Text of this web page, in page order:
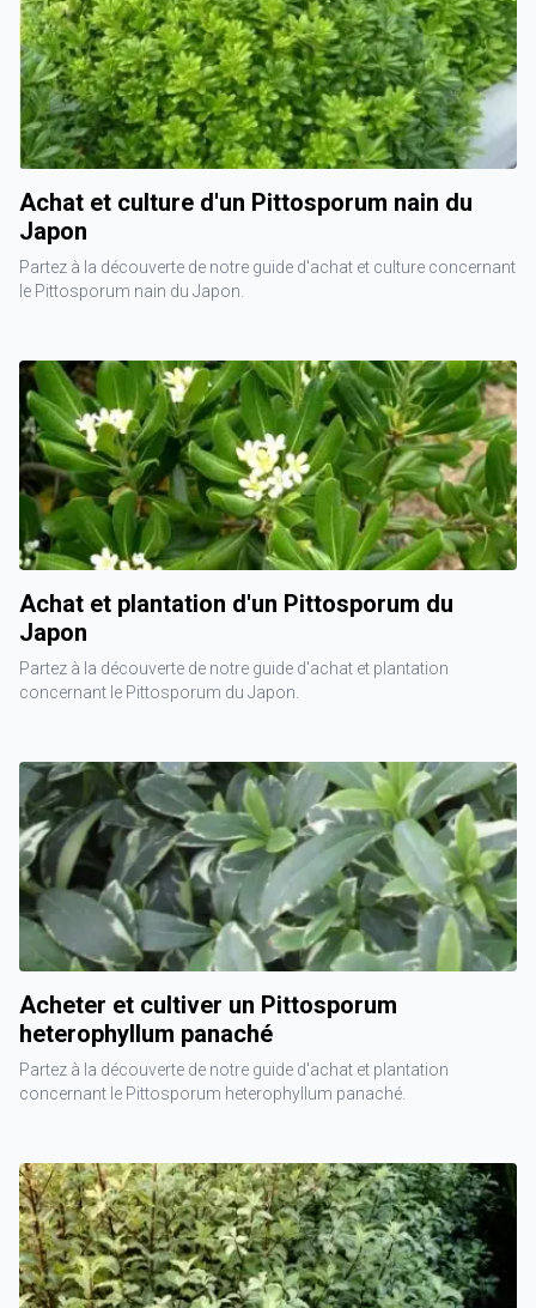
Achat et culture d'un Pittosporum nain du
Japon
Partez à la découverte de notre guide d'achat et culture concernant
le Pittosporum nain du Japon.
Achat et plantation d'un Pittosporum du
Japon
Partez à la découverte de notre guide d'achat et plantation
concernant le Pittosporum du Japon.
Acheter et cultiver un Pittosporum
heterophyllum panaché
Partez à la découverte de notre guide d'achat et plantation
concernant le Pittosporum heterophyllum panaché.